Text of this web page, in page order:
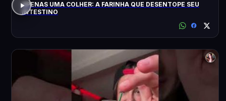
APENAS UMA COLHER: A FARINHA QUE DESENTOPE SEU
INTESTINO